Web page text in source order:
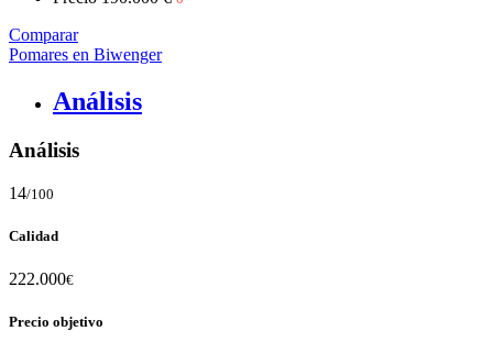
Comparar
Pomares en Biwenger
Análisis
Análisis
14/100
Calidad
222.000€
Precio objetivo